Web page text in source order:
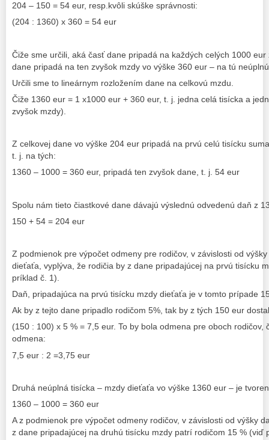
204 – 150 = 54 eur, resp.kvôli skúške správnosti:
(204 : 1360) x 360 = 54 eur
Čiže sme určili, aká časť dane pripadá na každých celých 1000
dane pripadá na ten zvyšok mzdy vo výške 360 eur – na tú
Určili sme to lineárnym rozložením dane na celkovú mzdu.
Čiže 1360 eur = 1 x1000 eur + 360 eur, t. j. jedna celá tisícka a
zvyšok mzdy).
Z celkovej dane vo výške 204 eur pripadá na prvú celú tisícku
t. j. na tých:
1360 – 1000 = 360 eur, pripadá ten zvyšok dane, t. j. 54 eur
Spolu nám tieto čiastkové dane dávajú výslednú odvedenú daň z
150 + 54 = 204 eur
Z podmienok pre výpočet odmeny pre rodičov, v závislosti od
dieťaťa, vyplýva, že rodičia by z dane pripadajúcej na prvú tisícku
príklad č. 1).
Daň, pripadajúca na prvú tisícku mzdy dieťaťa je v tomto prípade
Ak by z tejto dane pripadlo rodičom 5%, tak by z tých 150 eur
(150 : 100) x 5 % = 7,5 eur. To by bola odmena pre oboch rodičov,
odmena:
7,5 eur : 2 =3,75 eur
Druhá neúplná tisícka – mzdy dieťaťa vo výške 1360 eur – je
1360 – 1000 = 360 eur
A z podmienok pre výpočet odmeny rodičov, v závislosti od výšky
z dane pripadajúcej na druhú tisícku mzdy patrí rodičom 15 % (viď